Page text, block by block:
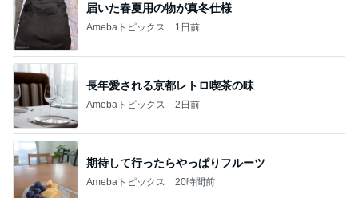
届いた春夏用の物が真冬仕様
Amebaトピックス 1日前
長年愛される京都レトロ喫茶の味
Amebaトピックス 2日前
期待して行ったらやっぱりフルーツ
Amebaトピックス 20時間前